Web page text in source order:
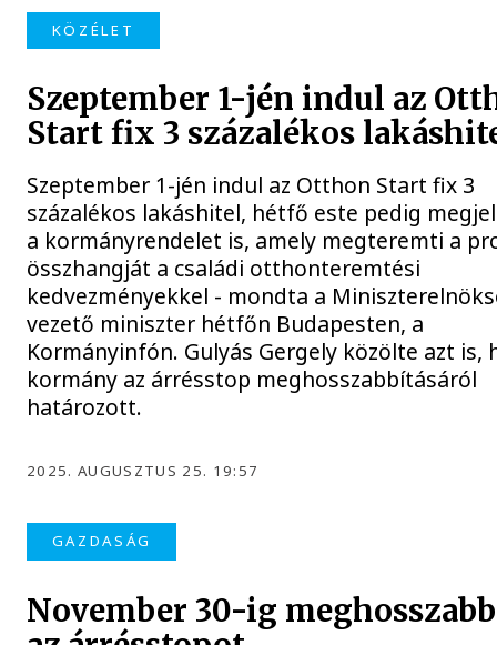
KÖZÉLET
Szeptember 1-jén indul az
Start fix 3 százalékos
Szeptember 1-jén indul az Otthon Start fix 3
százalékos lakáshitel, hétfő este pedig
a kormányrendelet is, amely megteremti a
összhangját a családi otthonteremtési
kedvezményekkel - mondta a
vezető miniszter hétfőn Budapesten, a
Kormányinfón. Gulyás Gergely közölte azt is,
kormány az árrésstop meghosszabbításáról
határozott.
2025. AUGUSZTUS 25. 19:57
GAZDASÁG
November 30-ig